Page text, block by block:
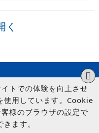
く
トでの体験を向上させ
使用しています。Cookie
様のブラウザの設定で
ます。